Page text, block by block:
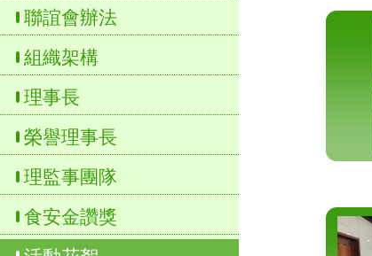
聯誼會辦法
組織架構
理事長
榮譽理事長
理監事團隊
食安金讚獎